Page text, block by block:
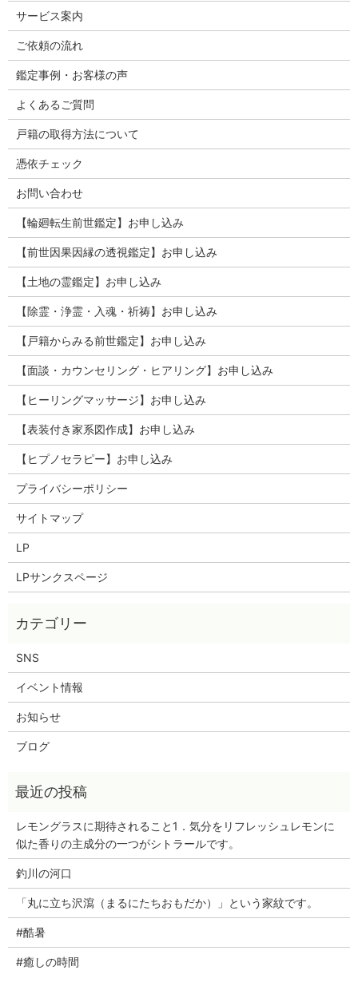
サービス案内
ご依頼の流れ
鑑定事例・お客様の声
よくあるご質問
戸籍の取得方法について
憑依チェック
お問い合わせ
【輪廻転生前世鑑定】お申し込み
【前世因果因縁の透視鑑定】お申し込み
【土地の霊鑑定】お申し込み
【除霊・浄霊・入魂・祈祷】お申し込み
【戸籍からみる前世鑑定】お申し込み
【面談・カウンセリング・ヒアリング】お申し込み
【ヒーリングマッサージ】お申し込み
【表装付き家系図作成】お申し込み
【ヒプノセラピー】お申し込み
プライバシーポリシー
サイトマップ
LP
LPサンクスページ
SNS
イベント情報
お知らせ
ブログ
レモングラスに期待されること1．気分をリフレッシュレモンに
似た香りの主成分の一つがシトラールです。
釣川の河口
「丸に立ち沢瀉（まるにたちおもだか）」という家紋です。
#酷暑
#癒しの時間